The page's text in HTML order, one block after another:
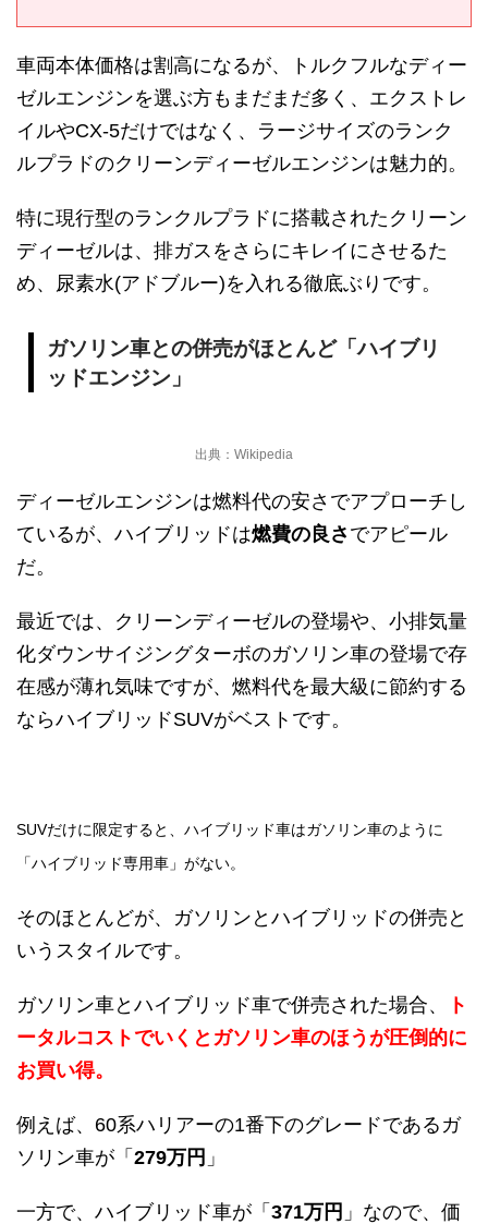
車両本体価格は割高になるが、トルクフルなディー
ゼルエンジンを選ぶ方もまだまだ多く、エクストレ
イルやCX-5だけではなく、ラージサイズのランク
ルプラドのクリーンディーゼルエンジンは魅力的。
特に現行型のランクルプラドに搭載されたクリーン
ディーゼルは、排ガスをさらにキレイにさせるた
め、尿素水(アドブルー)を入れる徹底ぶりです。
ガソリン車との併売がほとんど「ハイブリ
ッドエンジン」
出典：Wikipedia
ディーゼルエンジンは燃料代の安さでアプローチし
ているが、ハイブリッドは燃費の良さ でアピール
だ。
最近では、クリーンディーゼルの登場や、小排気量
化ダウンサイジングターボのガソリン車の登場で存
在感が薄れ気味ですが、燃料代を最大級に節約する
ならハイブリッドSUVがベストです。
SUVだけに限定すると、ハイブリッド車はガソリン車のように
「ハイブリッド専用車」がない。
そのほとんどが、 ガソリンとハイブリッドの併売と
いうスタイルです。
ガソリン車とハイブリッド車で併売された場合、
ト
ータルコストでいくとガソリン車のほうが圧倒的に
お買い得。
例えば、60系ハリアーの1番下のグレードであるガ
ソリン車が「 279万円 」
一方で、ハイブリッド車が「 371万円 」なので、 価